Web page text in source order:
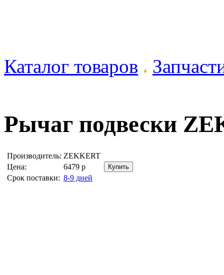
Каталог товаров
Рычаг подвески
Производитель: ZEKKERT
Цена:
6479 р
Срок поставки: 8-9 дней